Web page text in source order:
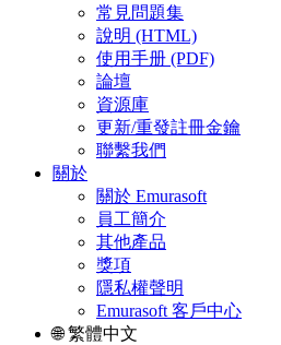
常見問題集
說明 (HTML)
使用手册 (PDF)
論壇
資源庫
更新/重發註冊金鑰
聯繫我們
關於
關於 Emurasoft
員工簡介
其他產品
獎項
隱私權聲明
Emurasoft 客戶中心
🌐 繁體中文